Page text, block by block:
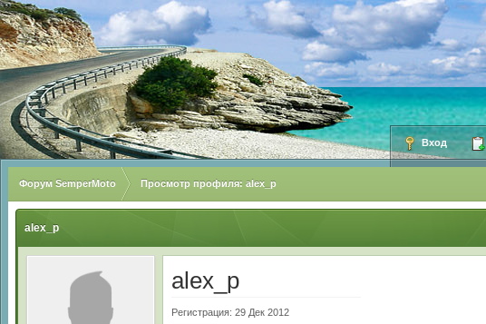
Вход
Форум SemperMoto Просмотр профиля: alex_p
alex_p
alex_p
Регистрация: 29 Дек 2012